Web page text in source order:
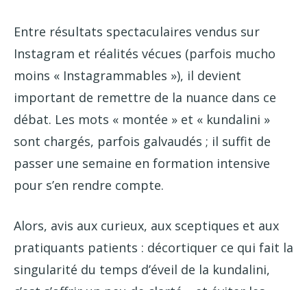
Entre résultats spectaculaires vendus sur
Instagram et réalités vécues (parfois mucho
moins « Instagrammables »), il devient
important de remettre de la nuance dans ce
débat. Les mots « montée » et « kundalini »
sont chargés, parfois galvaudés ; il suffit de
passer une semaine en formation intensive
pour s’en rendre compte.
Alors, avis aux curieux, aux sceptiques et aux
pratiquants patients : décortiquer ce qui fait la
singularité du temps d’éveil de la kundalini,